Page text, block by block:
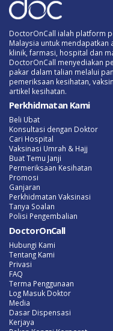
DoctorOnCall ialah platform
Malaysia untuk
klinik, farmasi, hospital dan
DoctorOnCall menyediakan
pakar dalam talian melalui
pemeriksaan kesihatan,
artikel kesihatan.
Perkhidmatan Kami
Beli Ubat
Konsultasi dengan Doktor
Cari Hospital
Vaksinasi Umrah & Hajj
Buat Temu Janji
Permeriksaan Kesihatan
Promosi
Ganjaran
Perkhidmatan Vaksinasi
Tanya Soalan
Polisi Pengembalian
DoctorOnCall
Hubungi Kami
Tentang Kami
Privasi
FAQ
Terma Penggunaan
Log Masuk Doktor
Media
Dasar Dispensasi
Kerjaya